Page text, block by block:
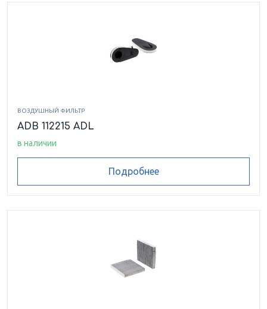
ВОЗДУШНЫЙ ФИЛЬТР
ADB 112215 ADL
в наличии
Подробнее